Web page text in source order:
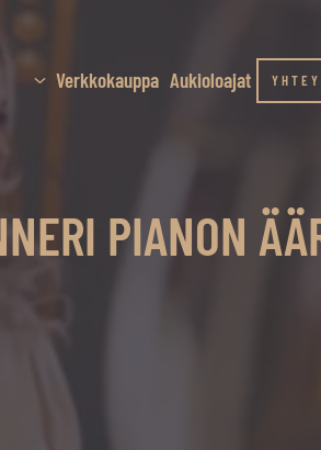
Verkkokauppa Aukioloajat
PIANON